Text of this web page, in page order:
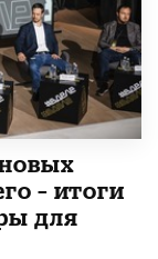
– итоги
для